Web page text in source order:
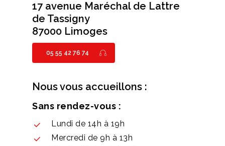
17 avenue Maréchal de Lattre
de Tassigny
87000 Limoges
05 55 42 76 74
Nous vous accueillons :
Sans rendez-vous :
Lundi de 14h à 19h
Mercredi de 9h à 13h